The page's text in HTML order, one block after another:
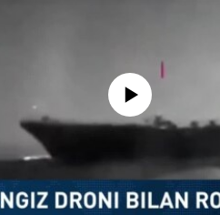
No media source currently